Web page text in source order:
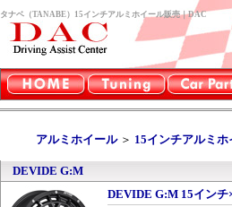
タナベ（TANABE）15インチアルミホイール販売｜DAC
アルミホイール＞ 15インチアルミホ
DEVIDE G:M
DEVIDE G:M 15インチ